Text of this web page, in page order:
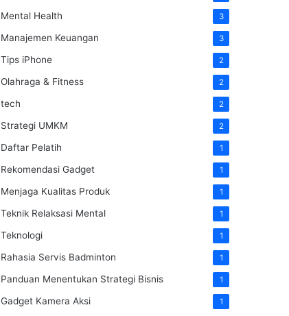
Mental Health 3
Manajemen Keuangan 3
Tips iPhone 2
Olahraga & Fitness 2
tech 2
Strategi UMKM 2
Daftar Pelatih 1
Rekomendasi Gadget 1
Menjaga Kualitas Produk 1
Teknik Relaksasi Mental 1
Teknologi 1
Rahasia Servis Badminton 1
Panduan Menentukan Strategi Bisnis 1
Gadget Kamera Aksi 1